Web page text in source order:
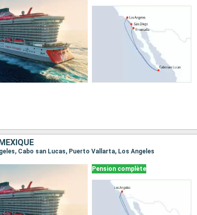
Cabo san Lucas, Puerto Vallarta, Los Angeles
Pension complète